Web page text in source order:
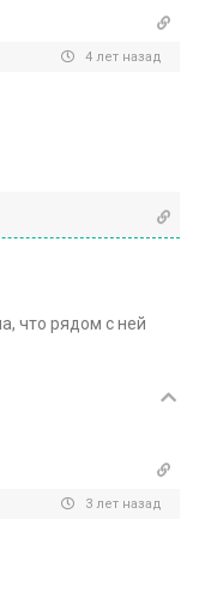
4 лет назад
что рядом с ней
3 лет назад